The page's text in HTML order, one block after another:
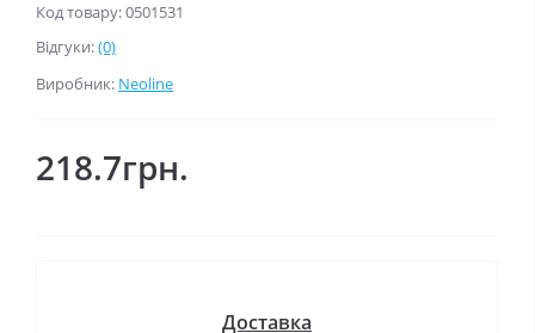
Код товару: 0501531
Відгуки:(0)
Виробник: Neoline
218.7грн.
Доставка